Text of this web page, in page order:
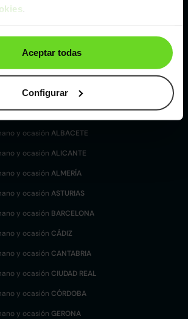
Aceptar todas
Configurar
Passat de segunda mano y
segunda mano y ocasión
mano y ocasión por
y ocasión ALBACETE
y ocasión ALICANTE
y ocasión ALMERÍA
y ocasión ASTURIAS
y ocasión BARCELONA
y ocasión CÁDIZ
y ocasión CANTABRIA
y ocasión CIUDAD REAL
y ocasión CÓRDOBA
y ocasión GERONA